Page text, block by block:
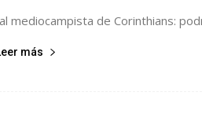
mediocampista de Corinthians:
más